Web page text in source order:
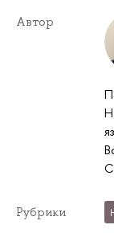
Автор
Рубрики